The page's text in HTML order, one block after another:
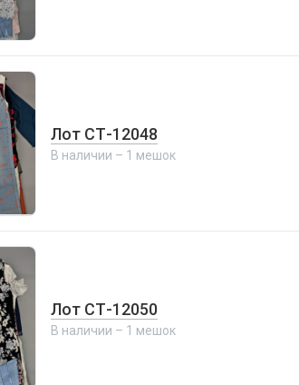
Лот СТ-12048
В наличии – 1 мешок
Лот СТ-12050
В наличии – 1 мешок